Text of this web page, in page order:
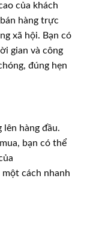
của khách
hàng trực
xã hội. Bạn có
gian và công
đúng hẹn
hàng đầu.
bạn có thể
cách nhanh